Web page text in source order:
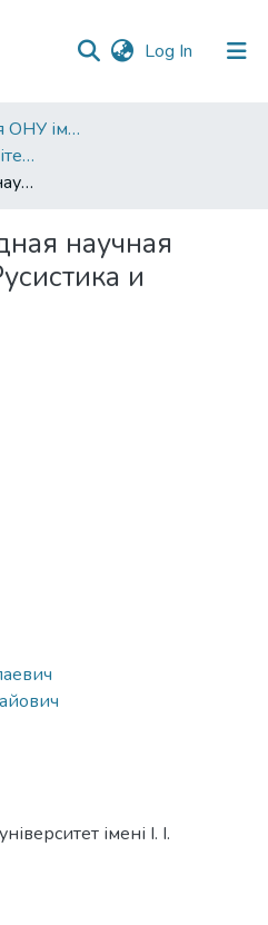
Log In (current)
Наукові видання ОНУ імені І. І. Мечникова
Проблеми сучасного літературознавства
XVI Международная научная конференция «Русистика и современность»
научная
и
імені І. І.